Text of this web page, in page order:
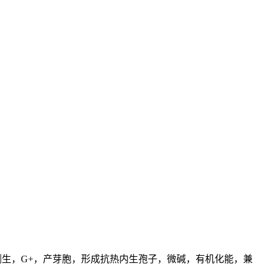
G+，产芽胞，形成抗热内生孢子，微碱，有机化能，兼